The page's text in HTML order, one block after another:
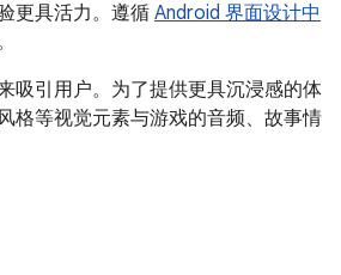
更具活力。遵循 Android 界面设计中
吸引用户。为了提供更具沉浸感的体
格等视觉元素与游戏的音频、故事情